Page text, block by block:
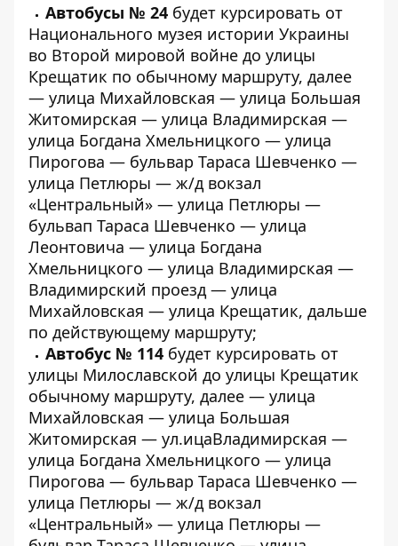
Автобусы № 24 будет курсировать от
Национального музея истории Украины
во Второй мировой войне до улицы
Крещатик по обычному маршруту, далее
— улица Михайловская — улица Большая
Житомирская — улица Владимирская —
улица Богдана Хмельницкого — улица
Пирогова — бульвар Тараса Шевченко —
улица Петлюры — ж/д вокзал
«Центральный» — улица Петлюры —
бульвап Тараса Шевченко — улица
Леонтовича — улица Богдана
Хмельницкого — улица Владимирская —
Владимирский проезд — улица
Михайловская — улица Крещатик, дальше
по действующему маршруту;
Автобус № 114 будет курсировать от
улицы Милославской до улицы Крещатик
обычному маршруту, далее — улица
Михайловская — улица Большая
Житомирская — ул.ицаВладимирская —
улица Богдана Хмельницкого — улица
Пирогова — бульвар Тараса Шевченко —
улица Петлюры — ж/д вокзал
«Центральный» — улица Петлюры —